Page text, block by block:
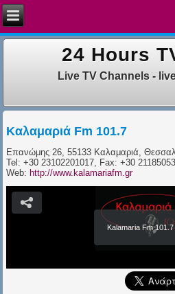
24 Hours
Live TV Channels -
Καλαμαριά Fm 101.7
Επανώμης 26, 55133 Καλαμαριά,
Tel: +30 23102201017, Fax: +30
Web: http://www.kalamariafm.gr
Kalamaria Fm 101.7